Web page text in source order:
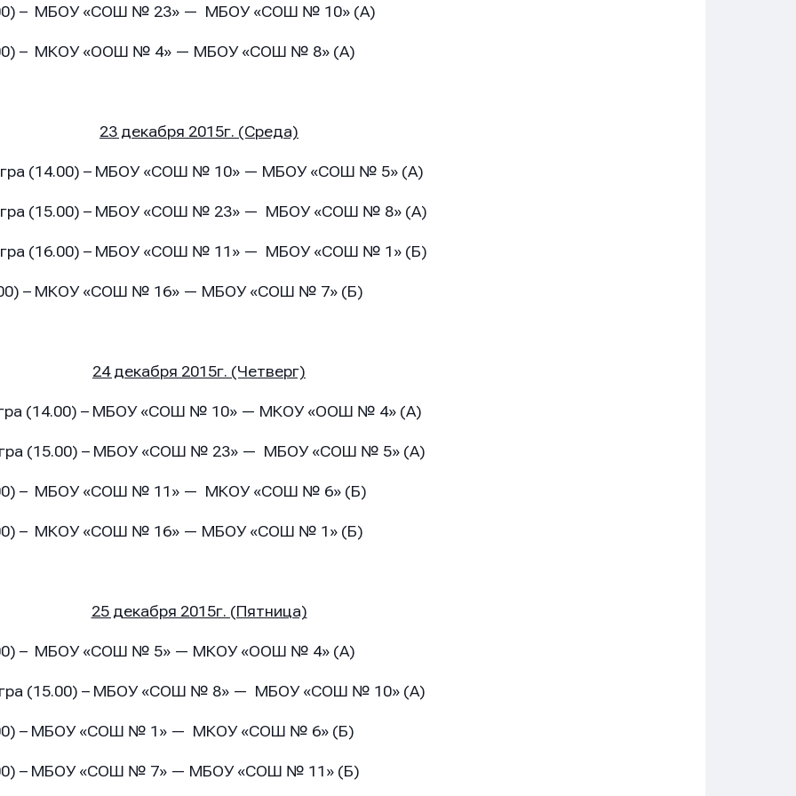
«СОШ № 23» — МБОУ «СОШ № 10» (А)
«ООШ № 4» — МБОУ «СОШ № 8» (А)
23 декабря 2015г. (Среда)
(14.00) – МБОУ «СОШ № 10» — МБОУ «СОШ № 5» (А)
(15.00) – МБОУ «СОШ № 23» — МБОУ «СОШ № 8» (А)
(16.00) – МБОУ «СОШ № 11» — МБОУ «СОШ № 1» (Б)
«СОШ № 16» — МБОУ «СОШ № 7» (Б)
24 декабря 2015г. (Четверг)
(14.00) – МБОУ «СОШ № 10» — МКОУ «ООШ № 4» (А)
(15.00) – МБОУ «СОШ № 23» — МБОУ «СОШ № 5» (А)
«СОШ № 11» — МКОУ «СОШ № 6» (Б)
«СОШ № 16» — МБОУ «СОШ № 1» (Б)
25 декабря 2015г. (Пятница)
«СОШ № 5» — МКОУ «ООШ № 4» (А)
(15.00) – МБОУ «СОШ № 8» — МБОУ «СОШ № 10» (А)
«СОШ № 1» — МКОУ «СОШ № 6» (Б)
«СОШ № 7» — МБОУ «СОШ № 11» (Б)
персональных данных
персональных данных
персональных данных